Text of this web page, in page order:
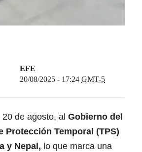
EFE
20/08/2025 - 17:24 GMT-5
de agosto, al Gobierno del
Protección Temporal (TPS)
y Nepal, lo que marca una